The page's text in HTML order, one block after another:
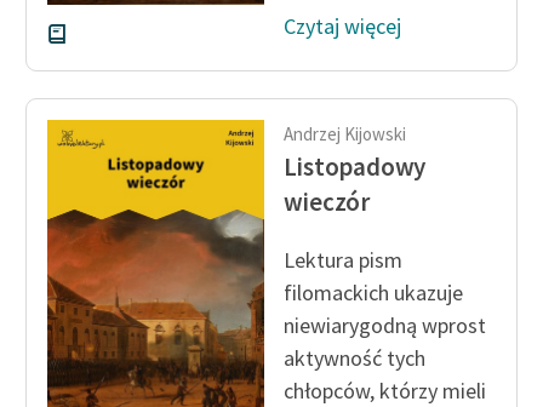
O nas
Kontakt
O projekcie
Zespół
Zasady wykorzystania
Wolnych Lektur
Logotypy
Czytaj więcej
Andrzej Kijowski
Listopadowy
wieczór
Lektura pism
filomackich ukazuje
niewiary­godną wprost
aktywność tych
chłopców, którzy mieli